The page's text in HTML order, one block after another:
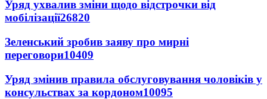
Уряд ухвалив зміни щодо відстрочки від
мобілізації26820
Зеленський зробив заяву про мирні
переговори10409
Уряд змінив правила обслуговування чоловіків у
консульствах за кордоном10095